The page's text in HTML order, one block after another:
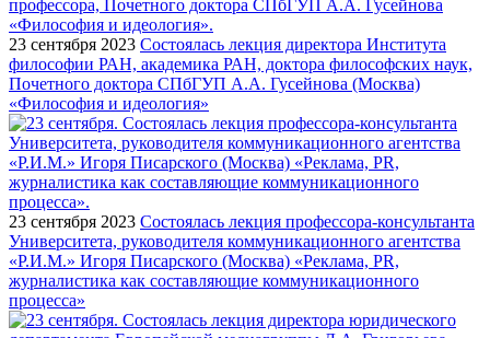
23 сентября 2023 Состоялась лекция директора Института
философии РАН, академика РАН, доктора философских наук,
Почетного доктора СПбГУП А.А. Гусейнова (Москва)
«Философия и идеология»
23 сентября 2023 Состоялась лекция профессора-консультанта
Университета, руководителя коммуникационного агентства
«Р.И.М.» Игоря Писарского (Москва) «Реклама, PR,
журналистика как составляющие коммуникационного
процесса»